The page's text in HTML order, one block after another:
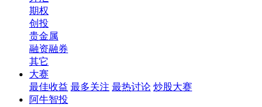
期权
创投
贵金属
融资融券
其它
大赛
最佳收益 最多关注 最热讨论 炒股大赛
阿牛智投